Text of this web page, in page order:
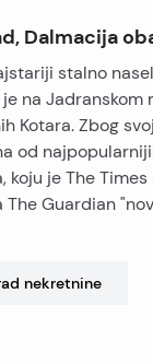
Dalmacija
stalno
na Jadranskom
Kotara. Zbog
od
koju je The
The Guardian
nekretnine